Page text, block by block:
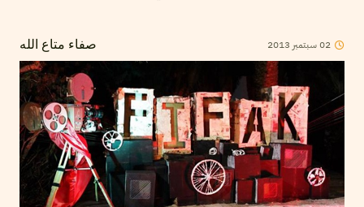
صفاء متاع الله 02سبتمبر 2013